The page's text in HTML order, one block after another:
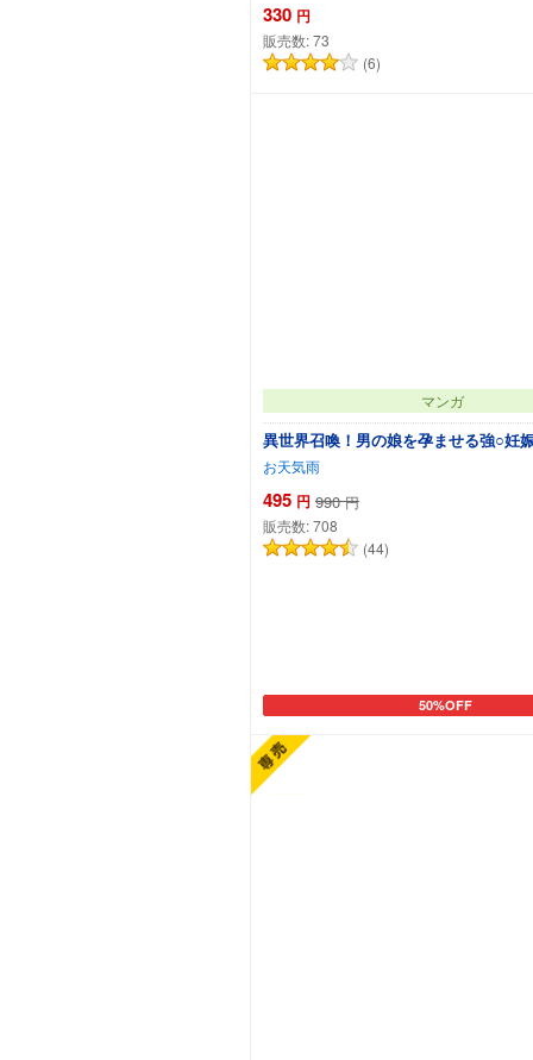
330 円
販売数:73
(6)
マンガ
異世界召喚！男の娘を孕ませる強○妊
お天気雨
495 円 990 円
販売数:708
(44)
50%OFF
カートに追加